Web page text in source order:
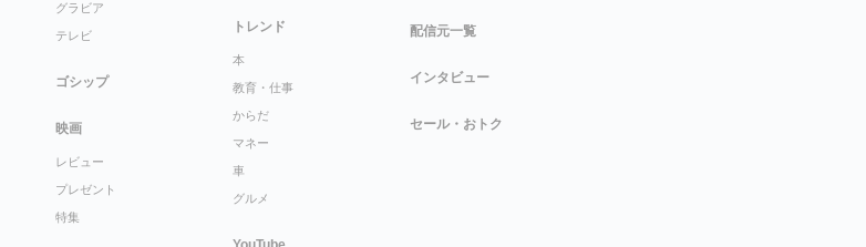
グラビア
テレビ
ゴシップ
映画
レビュー
プレゼント
特集
トレンド
本
教育・仕事
からだ
マネー
車
グルメ
配信元一覧
インタビュー
セール・おトク